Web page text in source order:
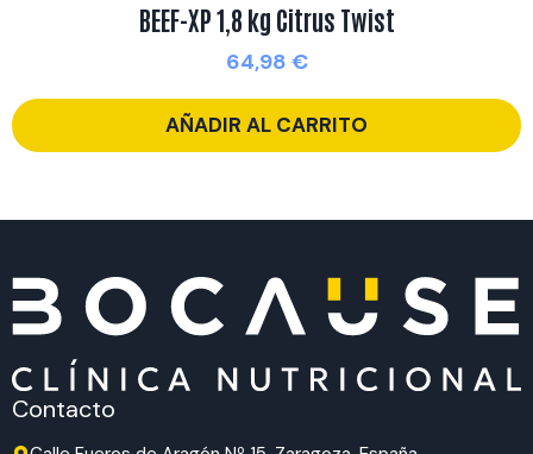
BEEF-XP 1,8 kg Citrus Twist
64,98 €
AÑADIR AL CARRITO
Contacto